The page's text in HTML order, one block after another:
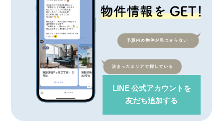
LINE 公式アカウント を
友だち追加する